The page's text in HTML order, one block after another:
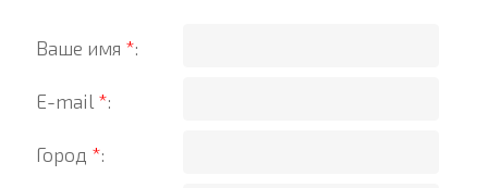
Ваше имя *:
E-mail *:
Город *: